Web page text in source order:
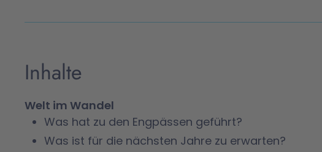
Inhalte
Welt im Wandel
Was hat zu den Engpässen geführt?
Was ist für die nächsten Jahre zu erwarten?